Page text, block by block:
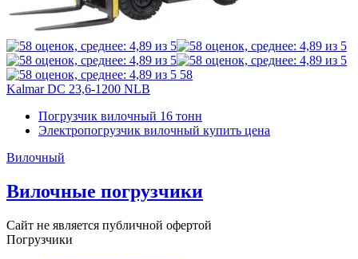
58
Kalmar DC 23,6-1200 NLB
Погрузчик вилочный 16 тонн
Электропогрузчик вилочный купить цена
Вилочный
Вилочные погрузчики
Сайт не является публичной офертой
Погрузчики